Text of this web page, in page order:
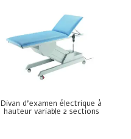
Divan d’examen électrique à
hauteur variable 2 sections